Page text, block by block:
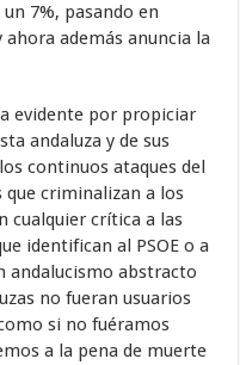
7%, pasando en
ahora además anuncia la
evidente por propiciar
andaluza y de sus
continuos ataques del
que criminalizan a los
cualquier crítica a las
identifican al PSOE o a
andalucismo abstracto
no fueran usuarios
si no fuéramos
a la pena de muerte